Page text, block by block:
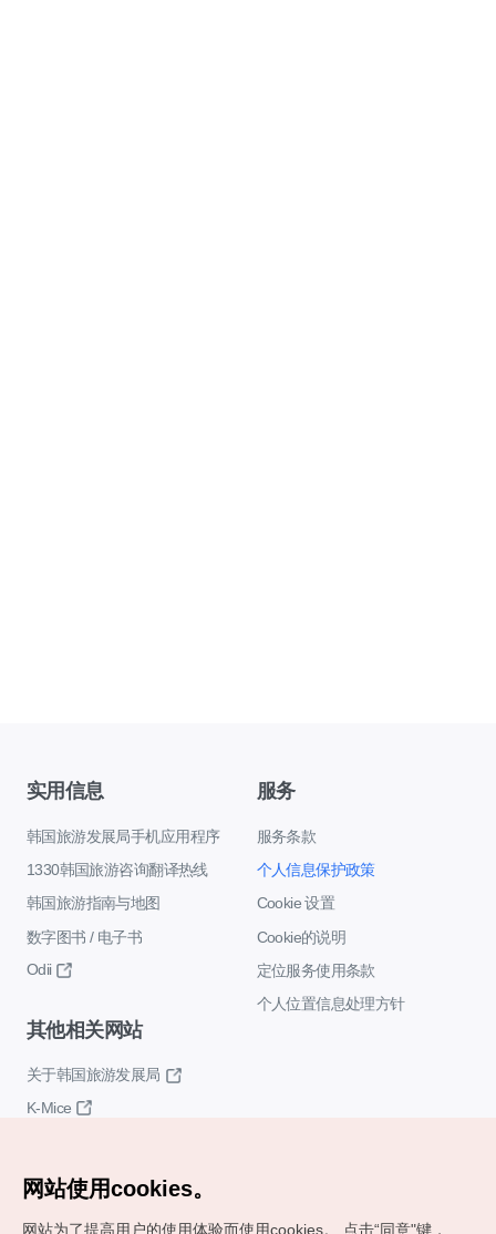
实用信息
韩国旅游发展局手机应用程序
1330韩国旅游咨询翻译热线
韩国旅游指南与地图
数字图书 / 电子书
Odii
服务
服务条款
个人信息保护政策
Cookie 设置
Cookie的说明
定位服务使用条款
个人位置信息处理方针
其他相关网站
关于韩国旅游发展局
K-Mice
网站使用cookies。
网站为了提高用户的使用体验而使用cookies。 点击“同意"键，